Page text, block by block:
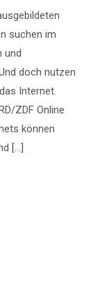
suchen im
und
doch nutzen
Internet.
ZDF Online
können
[…]